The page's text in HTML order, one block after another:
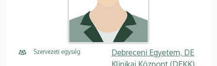
Szervezeti egység
Debreceni Egyetem, DE